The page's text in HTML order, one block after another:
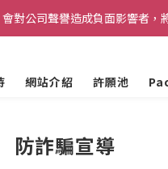
職員工購買。離職員工及留
公司聲譽造成負面影響者
職員工購買。離職員工及留
網站介紹 許願池
防詐騙宣導